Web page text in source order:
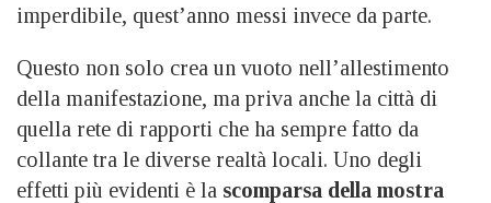
imperdibile, quest’anno messi invece da parte.
Questo non solo crea un vuoto nell’allestimento
della manifestazione, ma priva anche la città di
quella rete di rapporti che ha sempre fatto da
collante tra le diverse realtà locali. Uno degli
effetti più evidenti è la scomparsa della mostra